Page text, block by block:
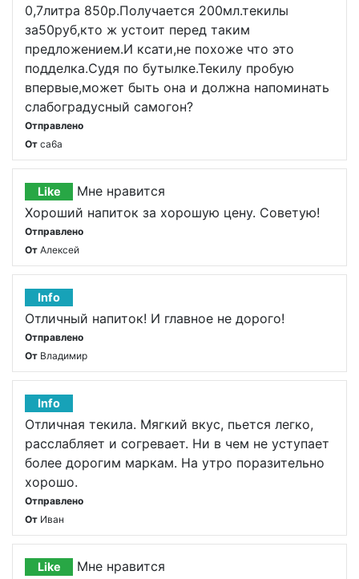
0,7литра 850р.Получается 200мл.текилы
за50руб,кто ж устоит перед таким
предложением.И ксати,не похоже что это
подделка.Судя по бутылке.Текилу пробую
впервые,может быть она и должна напоминать
слабоградусный самогон?
Отправлено
От ca6a
Like
Мне нравится
Хороший напиток за хорошую цену. Советую!
Отправлено
От Алексей
Info
Отличный напиток! И главное не дорого!
Отправлено
От Владимир
Info
Отличная текила. Мягкий вкус, пьется легко,
расслабляет и согревает. Ни в чем не уступает
более дорогим маркам. На утро поразительно
хорошо.
Отправлено
От Иван
Like Мне нравится